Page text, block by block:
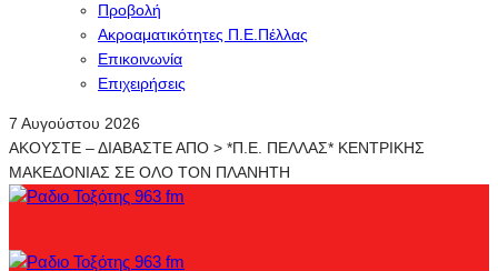
Προβολή
Ακροαματικότητες Π.Ε.Πέλλας
Επικοινωνία
Επιχειρήσεις
7 Αυγούστου 2026
ΑΚΟΥΣΤΕ – ΔΙΑΒΑΣΤΕ ΑΠΟ > *Π.Ε. ΠΕΛΛΑΣ* ΚΕΝΤΡΙΚΗΣ
ΜΑΚΕΔΟΝΙΑΣ ΣΕ ΟΛΟ ΤΟΝ ΠΛΑΝΗΤΗ